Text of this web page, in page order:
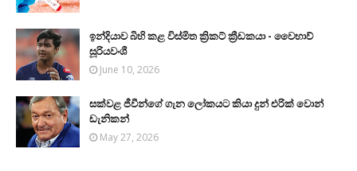
ඉන්දියාව බිහි කළ විස්මිත ක්‍රිකට් ක්‍රීඩකයා - වෛභාව්
සූරියවංශී
June 10, 2026
සක්වළ ජීවීන්ගේ ගැන ලෝකයට කියා දුන් එරික් වොන්
ඩැනිකන්
May 27, 2026